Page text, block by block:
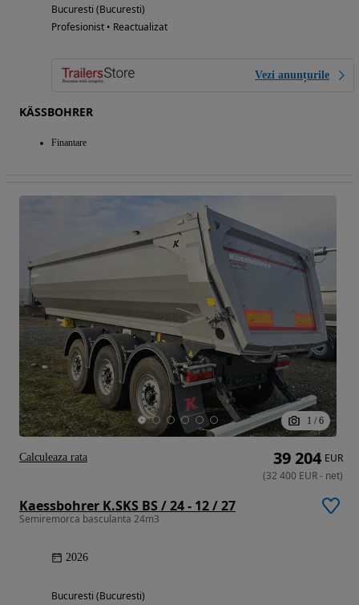
Bucuresti (Bucuresti)
Profesionist • Reactualizat
Vezi anunțurile
KÄSSBOHRER
Finantare
1 / 6
Kaessbohrer K.SKS BS / 24 - 12 / 27
Semiremorca basculanta 24m3
2026
Bucuresti (Bucuresti)
39 204 EUR
(32 400 EUR- net)
Calculeaza rata